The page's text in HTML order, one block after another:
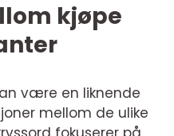
kjøpe
være en liknende
mellom de ulike